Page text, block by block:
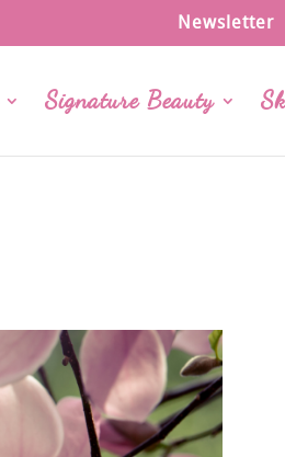
Newsletter
Signature Beauty